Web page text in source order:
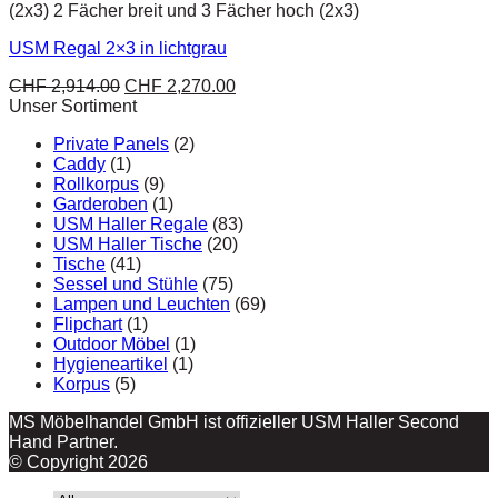
(2x3) 2 Fächer breit und 3 Fächer hoch (2x3)
USM Regal 2×3 in lichtgrau
CHF2,914.00 CHF 2,270.00
Unser Sortiment
Private Panels (2)
Caddy (1)
Rollkorpus (9)
Garderoben (1)
USM Haller Regale (83)
USM Haller Tische (20)
Tische (41)
Sessel und Stühle (75)
Lampen und Leuchten (69)
Flipchart (1)
Outdoor Möbel (1)
Hygieneartikel (1)
Korpus (5)
MS Möbelhandel GmbH ist offizieller USM Haller Second
Hand Partner.
© Copyright 2026